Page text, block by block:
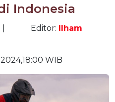
Indonesia
Editor: Ilham
WIB